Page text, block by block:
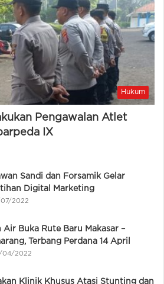
Hukum
Pengawalan Atlet
IX
Sandi dan Forsamik Gelar
Digital Marketing
2022
Air Buka Rute Baru Makasar –
Terbang Perdana 14 April
04/2022
Klinik Khusus Atasi Stunting dan